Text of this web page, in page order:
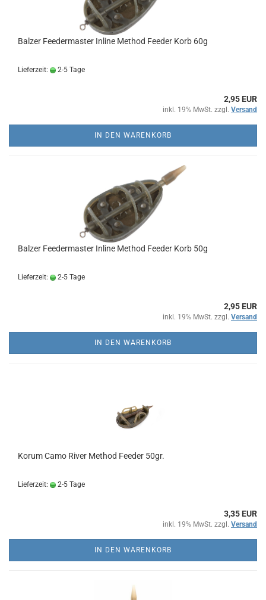
Balzer Feedermaster Inline Method Feeder Korb 60g
Lieferzeit: 2-5 Tage
2,95 EUR
inkl. 19% MwSt. zzgl. Versand
IN DEN WARENKORB
Balzer Feedermaster Inline Method Feeder Korb 50g
Lieferzeit: 2-5 Tage
2,95 EUR
inkl. 19% MwSt. zzgl. Versand
IN DEN WARENKORB
Korum Camo River Method Feeder 50gr.
Lieferzeit: 2-5 Tage
3,35 EUR
inkl. 19% MwSt. zzgl. Versand
IN DEN WARENKORB